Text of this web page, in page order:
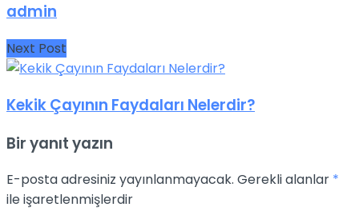
admin
Next Post
Kekik Çayının Faydaları Nelerdir?
Bir yanıt yazın
E-posta adresiniz yayınlanmayacak. Gerekli alanlar *
ile işaretlenmişlerdir